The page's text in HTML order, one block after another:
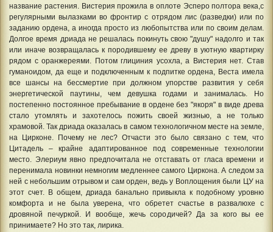
название растения. Вистерия прожила в оплоте Эсперо полтора века,с
регулярными вылазками во фронтир с отрядом лис (разведки) или по
заданию ордена, а иногда просто из любопытства или по своим делам.
Долгое время дриада не решалась покинуть свою "душу" надолго и так
или иначе возвращалась к породившему ее древу в уютную квартирку
рядом с оранжереями. Потом глициния усохла, а Вистерия нет. Став
гуманоидом, да еще и подключенным к подпитке ордена, Веста имела
все шансы на бессмертие при должном упорстве развития у себя
энергетической паутины, чем девушка годами и занималась. Но
постепенно постоянное пребывание в ордене без "якоря" в виде древа
стало утомлять и захотелось пожить своей жизнью, а не только
храмовой. Так дриада оказалась в самом технологичном месте на земле,
на Цирконе. Почему не лес? Отчасти это было связано с тем, что
Цитадель – крайне адаптированное под современные технологии
место. Элериум явно предпочитала не отставать от гласа времени и
перенимала новинки немногим медленнее самого Циркона. А следом за
ней с небольшим отрывом и сам орден, ведь у Воплощения были ЦУ на
этот счет. В общем, дриада банально привыкла к подобному уровню
комфорта и не была уверена, что обретет счастье в развалюхе с
дровяной печуркой. И вообще, жечь сородичей? Да за кого вы ее
принимаете? Но это так, лирика.